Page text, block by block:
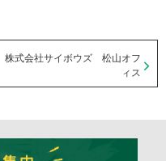
株式会社サイボウズ 松山オフ
ィス